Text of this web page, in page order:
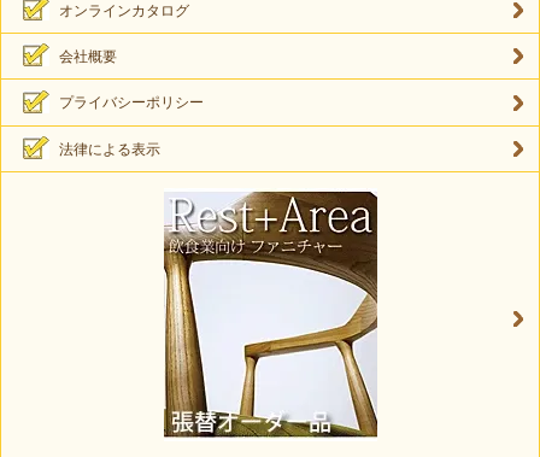
オンラインカタログ
会社概要
プライバシーポリシー
法律による表示